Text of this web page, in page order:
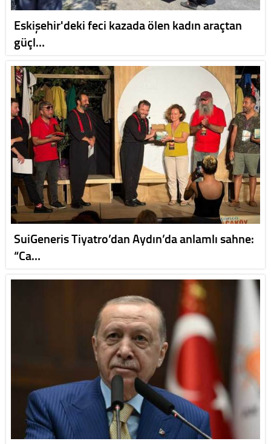
Eskişehir'deki feci kazada ölen kadın araçtan
güçl…
SuiGeneris Tiyatro’dan Aydın’da anlamlı sahne:
“Ca…